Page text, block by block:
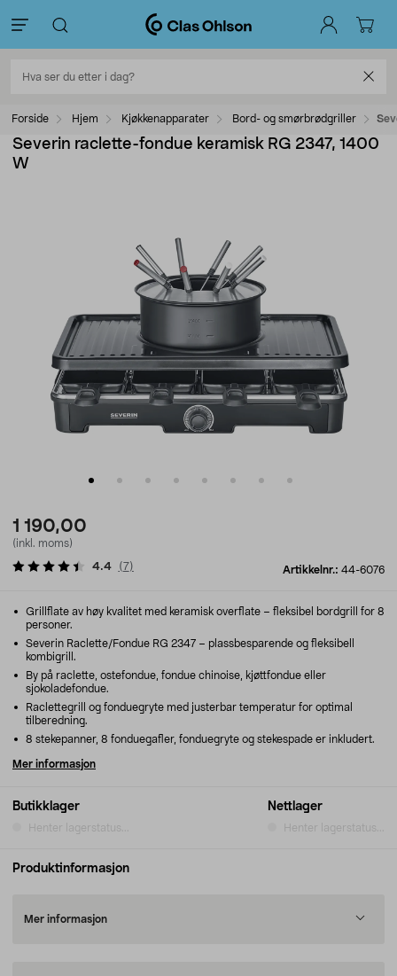
Forside Hjem Kjøkkenapparater Bord- og smørbrødgriller
Severin raclette-fondue keramisk RG 2347, 1400
W
1 190,00
(inkl. moms)
Artikkelnr.: 44-6076
4.4 (7)
Butikklager
Henter lagerstatus...
Nettlager
Henter lagerstatus...
Grillflate av høy kvalitet med keramisk overflate – fleksibel bordgrill for 8
personer.
Severin Raclette/Fondue RG 2347 – plassbesparende og fleksibell
kombigrill.
By på raclette, ostefondue, fondue chinoise, kjøttfondue eller
sjokoladefondue.
Raclettegrill og fonduegryte med justerbar temperatur for optimal
tilberedning.
8 stekepanner, 8 fonduegafler, fonduegryte og stekespade er inkludert.
Mer informasjon
Produktinformasjon
Mer informasjon